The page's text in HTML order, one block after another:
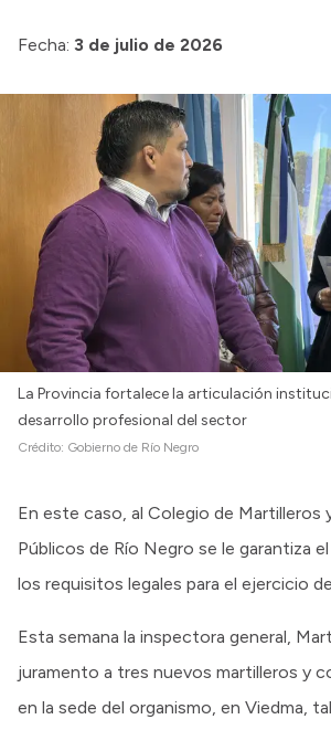
Fecha: 3 de julio de 2026
La Provincia fortalece la articulación
desarrollo profesional del sector
Crédito: Gobierno de Río Negro
En este caso, al Colegio de Martilleros
Públicos de Río Negro se le garantiza
los requisitos legales para el ejercicio
Esta semana la inspectora general,
juramento a tres nuevos martilleros y
en la sede del organismo, en Viedma,